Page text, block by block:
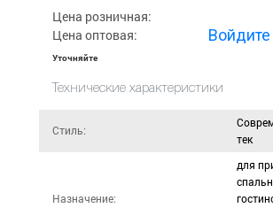
Цена розничная:
Цена оптовая: Войдите
Уточняйте
Технические характеристики
Стиль:
тек
Назначение:
для